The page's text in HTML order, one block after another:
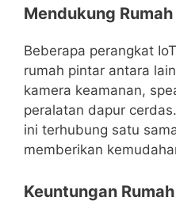
Mendukung
Beberapa perangkat
rumah pintar antara
kamera keamanan,
peralatan dapur
ini terhubung satu
memberikan
Keuntungan